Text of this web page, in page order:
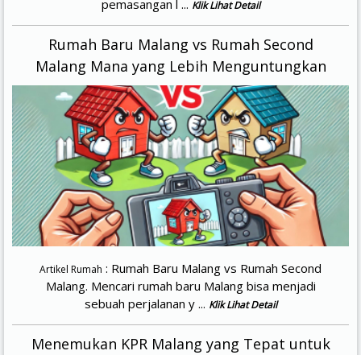
pemasangan l ... Klik Lihat Detail
Rumah Baru Malang vs Rumah Second
Malang Mana yang Lebih Menguntungkan
Artikel Rumah : Rumah Baru Malang vs Rumah Second
Malang. Mencari rumah baru Malang bisa menjadi
sebuah perjalanan y ... Klik Lihat Detail
Menemukan KPR Malang yang Tepat untuk